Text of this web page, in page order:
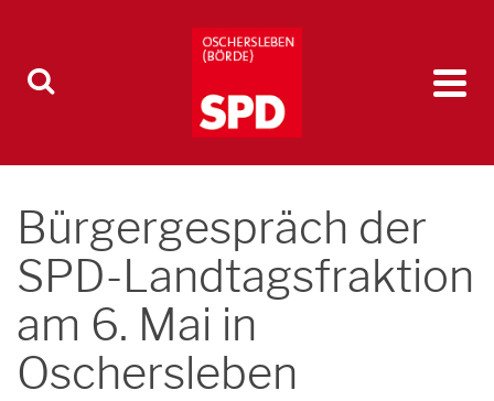
Bürgergespräch der
SPD-Landtagsfraktion
am 6. Mai in
Oschersleben